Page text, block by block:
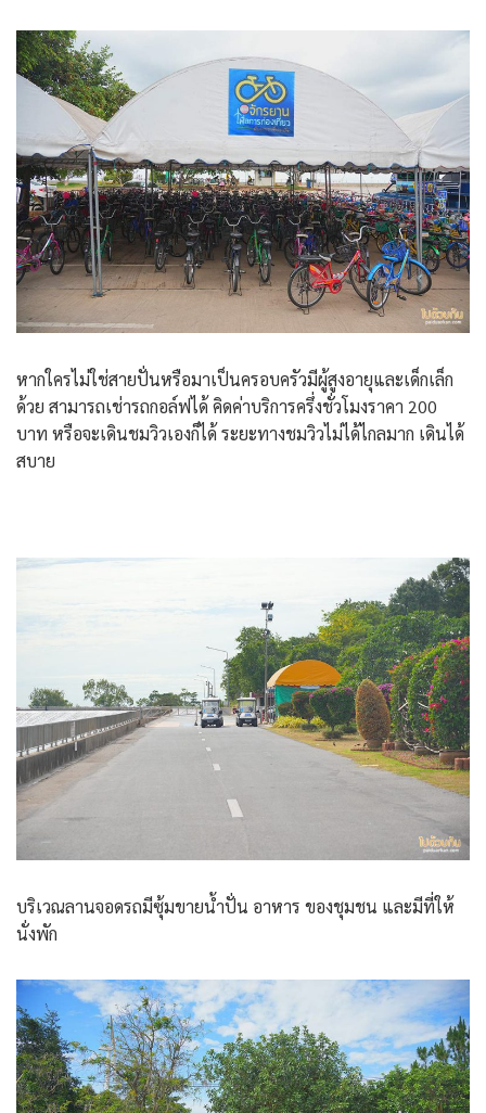
หากใครไม่ใช่สายปั่นหรือมาเป็นครอบครัวมีผู้สูงอายุและเด็กเล็ก
ด้วย สามารถเช่ารถกอล์ฟได้ คิดค่าบริการครึ่งชั่วโมงราคา 200
บาท หรือจะเดินชมวิวเองก็ได้ ระยะทางชมวิวไม่ได้ไกลมาก เดินได้
สบาย
บริเวณลานจอดรถมีซุ้มขายน้ำปั่น อาหาร ของชุมชน และมีที่ให้
นั่งพัก